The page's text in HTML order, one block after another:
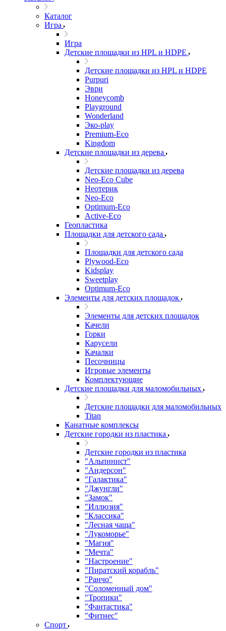
Каталог
Игра
Игра
Детские площадки из HPL и HDPE
Детские площадки из HPL и HDPE
Purpuri
Эври
Honeycomb
Playground
Wonderland
Эко-play
Premium-Eco
Kingdom
Детские площадки из дерева
Детские площадки из дерева
Neo-Eco Cube
Неотерик
Neo-Eco
Оptimum-Еco
Active-Eco
Геопластика
Площадки для детского сада
Площадки для детского сада
Plywood-Eco
Kidsplay
Sweetplay
Оptimum-Еco
Элементы для детских площадок
Элементы для детских площадок
Качели
Горки
Карусели
Качалки
Песочницы
Игровые элементы
Комплектующие
Детские площадки для маломобильных
Детские площадки для маломобильных
Titan
Канатные комплексы
Детские городки из пластика
Детские городки из пластика
"Альпинист"
"Андерсон"
"Галактика"
"Джунгли"
"Замок"
"Иллюзия"
"Классика"
"Лесная чаща"
"Лукоморье"
"Магия"
"Мечта"
"Настроение"
"Пиратский корабль"
"Ранчо"
"Соломенный дом"
"Тропики"
"Фантастика"
"Фитнес"
Спорт